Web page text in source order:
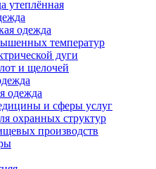
утеплённая
одежда
температур
дуги
и щелочей
одежда
и сферы услуг
охранных структур
производств